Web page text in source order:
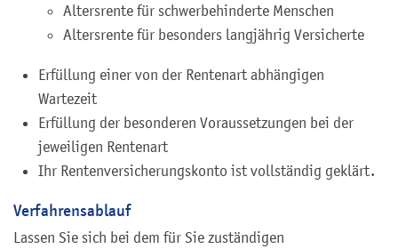
Altersrente für schwerbehinderte Menschen
Altersrente für besonders langjährig Versicherte
Erfüllung einer von der Rentenart abhängigen
Wartezeit
Erfüllung der besonderen Voraussetzungen bei der
jeweiligen Rentenart
Ihr Rentenversicherungskonto ist vollständig geklärt.
Verfahrensablauf
Lassen Sie sich bei dem für Sie zuständigen